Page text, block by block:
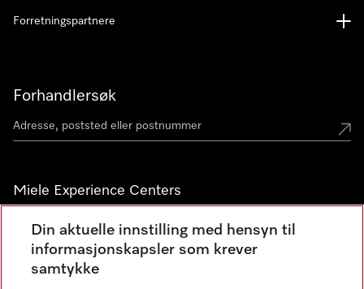
Forhandlersøk
Miele Experience Centers
Miele Experience Center Nesbru
Miele Outlet Nesbru
Forretningspartnere
Din aktuelle innstilling med hensyn til
informasjonskapsler som krever
samtykke